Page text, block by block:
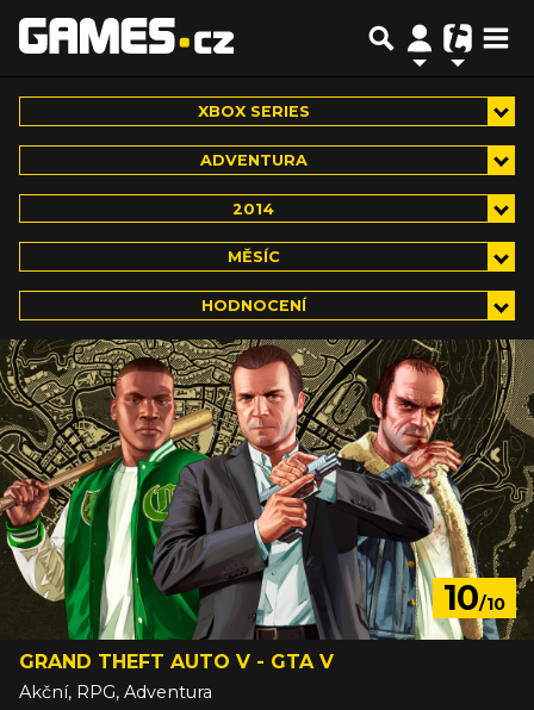
XBOX SERIES
ADVENTURA
2014
MĚSÍC
HODNOCENÍ
10/10
GRAND THEFT AUTO V - GTA V
Akční, RPG, Adventura